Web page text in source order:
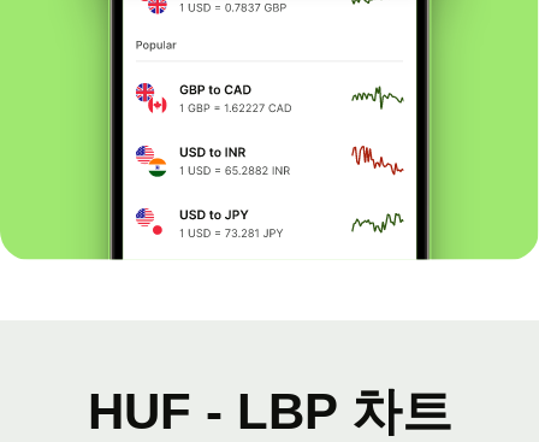
HUF - LBP 차트